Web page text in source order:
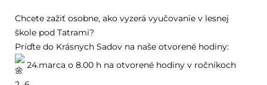
Chcete zažiť osobne, ako vyzerá vyučovanie v lesnej
škole pod Tatrami?
Príďte do Krásnych Sadov na naše otvorené hodiny:
24.marca o 8.00 h na otvorené hodiny v ročníkoch